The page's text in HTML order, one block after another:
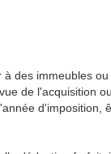
des immeubles
de l'acquisition
d'imposition,